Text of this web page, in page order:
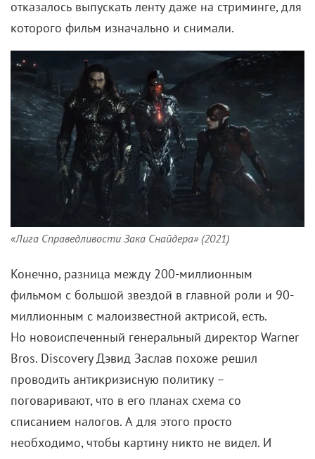
отказалось выпускать ленту даже на стриминге, для
которого фильм изначально и снимали.
«Лига Справедливости Зака Снайдера» (2021)
Конечно, разница между 200-миллионным
фильмом с большой звездой в главной роли и 90-
миллионным с малоизвестной актрисой, есть.
Но новоиспеченный генеральный директор Warner
Bros. Discovery Дэвид Заслав похоже решил
проводить антикризисную политику –
поговаривают, что в его планах схема со
списанием налогов. А для этого просто
необходимо, чтобы картину никто не видел. И